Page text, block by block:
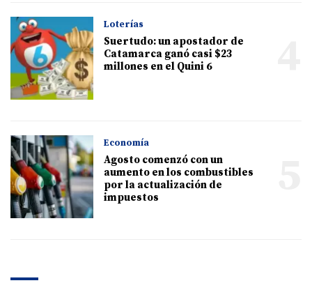
Loterías
Suertudo: un apostador de
Catamarca ganó casi $23
millones en el Quini 6
Economía
Agosto comenzó con un
aumento en los combustibles
por la actualización de
impuestos